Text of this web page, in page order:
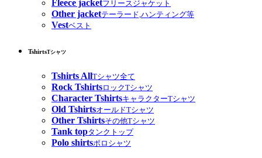
Fleece jacketフリースジャケット
Other jacketテーラード,ハンティング等
Vestベスト
TshirtsTシャツ
Tshirts AllTシャツ全て
Rock TshirtsロックTシャツ
Character TshirtsキャラクターTシャツ
Old TshirtsオールドTシャツ
Other Tshirtsその他Tシャツ
Tank topタンクトップ
Polo shirtsポロシャツ